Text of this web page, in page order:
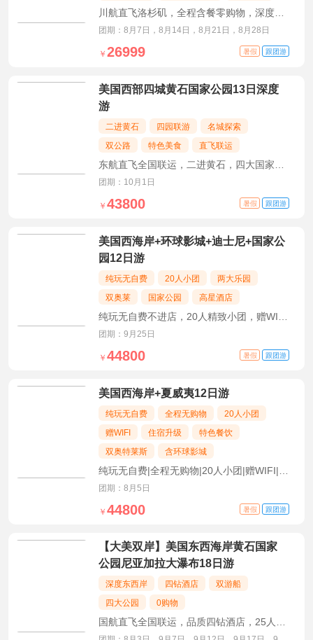
川航直飞洛杉矶，全程含餐零购物，深度畅
游美西经典环线
团期：8月7日，8月14日，8月21日，8月28日
暑假 跟团游
￥ 26999
美国西部四城黄石国家公园13日深度
游
二进黄石 四园联游
名城探索
双公路
特色美食 直飞联运
东航直飞全国联运，二进黄石，四大国家公
园+两大传奇公路，含特色餐与小费
团期：10月1日
暑假 跟团游
￥ 43800
美国西海岸+环球影城+迪士尼+国家公
园12日游
纯玩无自费 20人小团
两大乐园
双奥莱
国家公园 高星酒店
纯玩无自费不进店，20人精致小团，赠WIFI
保险，全程高星酒店
团期：9月25日
暑假 跟团游
￥ 44800
美国西海岸+夏威夷12日游
纯玩无自费 全程无购物
20人小团
赠WIFI
住宿升级
特色餐饮
双奥特莱斯
含环球影城
纯玩无自费|全程无购物|20人小团|赠WIFI|6
晚四钻+拉斯五钻
团期：8月5日
暑假 跟团游
￥ 44800
【大美双岸】美国东西海岸黄石国家
公园尼亚加拉大瀑布18日游
深度东西岸 四钻酒店
双游船
四大公园
0购物
国航直飞全国联运，品质四钻酒店，25人精